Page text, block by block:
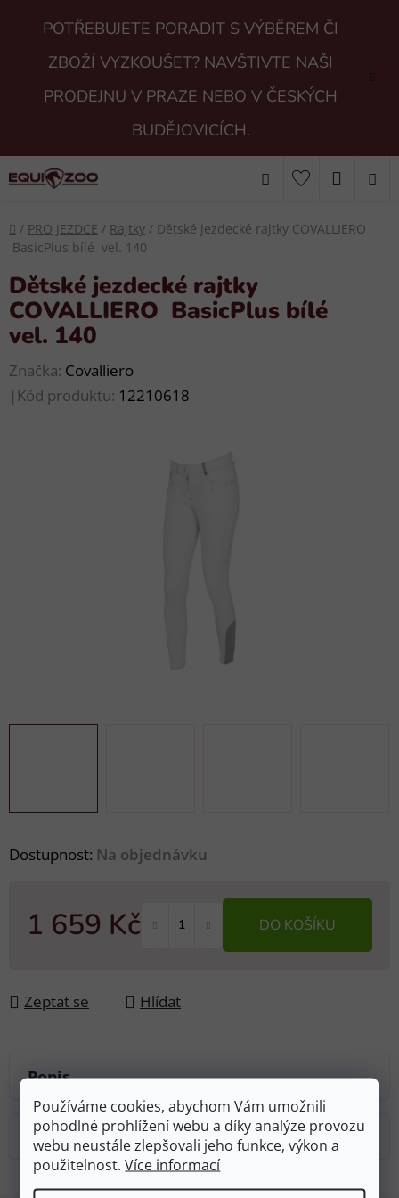
Používáme cookies, abychom Vám umožnili
pohodlné prohlížení webu a díky analýze provozu
webu neustále zlepšovali jeho funkce, výkon a
použitelnost.Více informací
POTŘEBUJETE PORADIT S VÝBĚREM ČI
ZBOŽÍ VYZKOUŠET? NAVŠTIVTE NAŠI
PRODEJNU V PRAZE NEBO V ČESKÝCH
BUDĚJOVICÍCH.
Hledat
KOŠÍK
Domů
/ PRO JEZDCE / Rajtky / Dětské jezdecké rajtky COVALLIERO
BasicPlus bílé vel. 140
Dostupnost: Na objednávku
1 659 Kč DO KOŠÍKU
Zeptat se Hlídat
Dětské jezdecké rajtky
COVALLIERO BasicPlus bílé
vel. 140
Značka: Covalliero
| Kód produktu: 12210618
Popis
Diskuze